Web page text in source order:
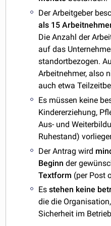
Der Arbeitgeber
als 15
Die Anzahl der
auf das
standortbezogen.
Arbeitnehmer, also
auch etwa
Es müssen keine
Kindererziehung,
Aus- und
Ruhestand)
Der Antrag wird
Beginn der
Textform (per Post
Es stehen keine
die die
Sicherheit im